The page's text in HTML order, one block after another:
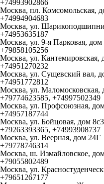
+74993902866
Москва, пл. Комсомольская,
+74994904683
Москва, ул.
+74953635187
Москва, ул. 9-я Парковая,
+79858105256
Москва, ул. Кантемировская,
+74951270232
Москва, ул. Сущевский вал,
+74951772812
Москва, ул. Маломосковская,
+79774623585, +74997502349
Москва, ул. Профсоюзная,
+74957187744
Москва, ул. Бойцовая, дом 8с3
+79263393365, +74993908737
Москва, ул. Веерная, дом 24Г
+79778746314
Москва, ш. Измайловское,
+79055802489
Москва, ул.
+79651267177